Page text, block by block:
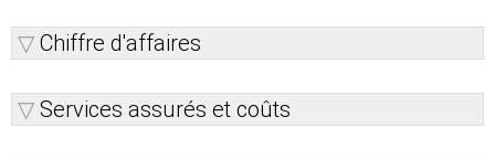
Chiffre d'affaires
Services assurés et coûts